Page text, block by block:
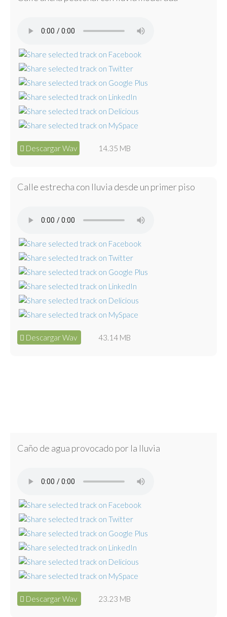
Descargar Wav 14.35 MB
Calle estrecha con lluvia desde un primer piso
Descargar Wav 43.14 MB
Caño de agua provocado por la lluvia
Descargar Wav 23.23 MB